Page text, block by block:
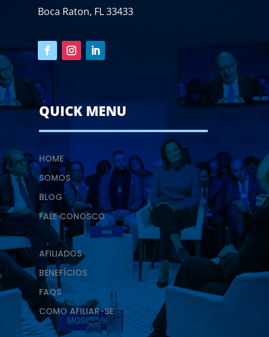
Boca Raton, FL 33433
QUICK MENU
HOME
SOMOS
BLOG
FALE CONOSCO
AFILIADOS
BENEFÍCIOS
FAQS
COMO AFILIAR-SE